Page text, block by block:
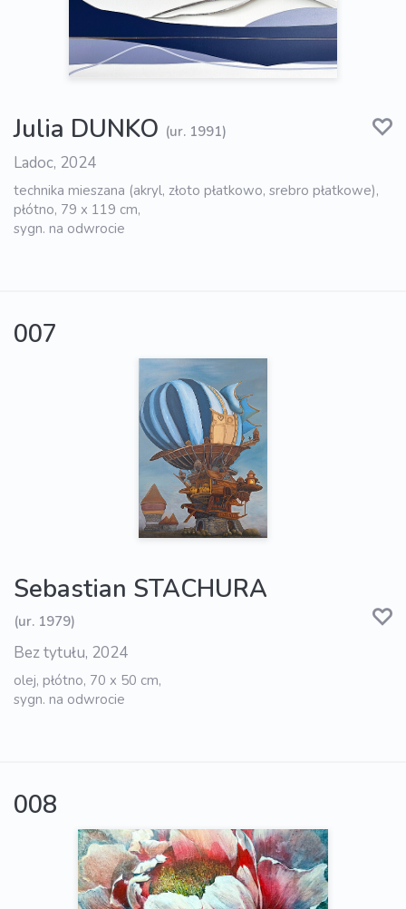
Julia DUNKO (ur. 1991)
Ladoc, 2024
technika mieszana (akryl, złoto płatkowo, srebro płatkowe),
płótno, 79 x 119 cm,
sygn. na odwrocie
007
Sebastian STACHURA
(ur. 1979)
Bez tytułu, 2024
olej, płótno, 70 x 50 cm,
sygn. na odwrocie
008